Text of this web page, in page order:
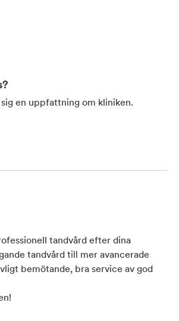
?
en uppfattning om kliniken.
tandvård efter dina
tandvård till mer avancerade
bemötande, bra service av god